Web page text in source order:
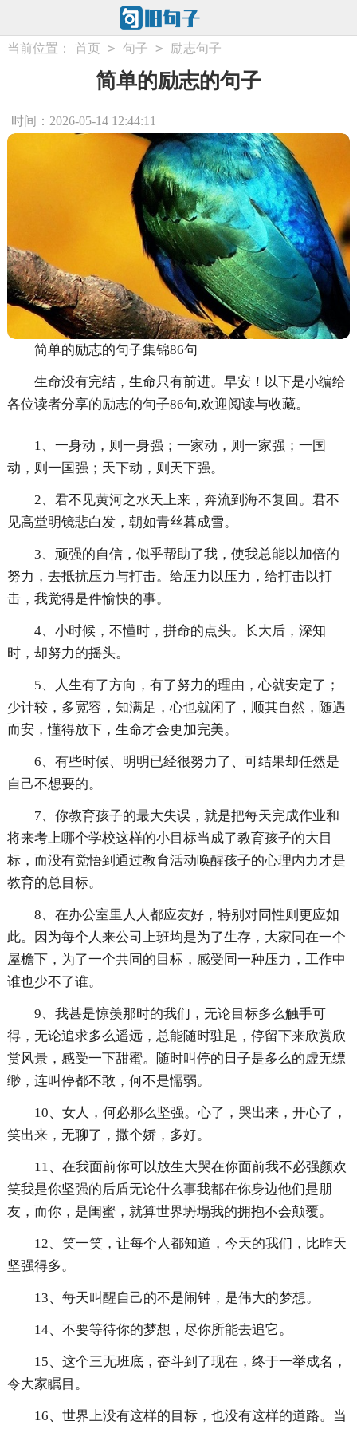
当前位置： 首页 > 句子 > 励志句子
简单的励志的句子
时间：2026-05-14 12:44:11
简单的励志的句子集锦86句
生命没有完结，生命只有前进。早安！以下是小编给
各位读者分享的励志的句子86句,欢迎阅读与收藏。
1、一身动，则一身强；一家动，则一家强；一国
动，则一国强；天下动，则天下强。
2、君不见黄河之水天上来，奔流到海不复回。君不
见高堂明镜悲白发，朝如青丝暮成雪。
3、顽强的自信，似乎帮助了我，使我总能以加倍的
努力，去抵抗压力与打击。给压力以压力，给打击以打
击，我觉得是件愉快的事。
4、小时候，不懂时，拼命的点头。长大后，深知
时，却努力的摇头。
5、人生有了方向，有了努力的理由，心就安定了；
少计较，多宽容，知满足，心也就闲了，顺其自然，随遇
而安，懂得放下，生命才会更加完美。
6、有些时候、明明已经很努力了、可结果却任然是
自己不想要的。
7、你教育孩子的最大失误，就是把每天完成作业和
将来考上哪个学校这样的小目标当成了教育孩子的大目
标，而没有觉悟到通过教育活动唤醒孩子的心理内力才是
教育的总目标。
8、在办公室里人人都应友好，特别对同性则更应如
此。因为每个人来公司上班均是为了生存，大家同在一个
屋檐下，为了一个共同的目标，感受同一种压力，工作中
谁也少不了谁。
9、我甚是惊羡那时的我们，无论目标多么触手可
得，无论追求多么遥远，总能随时驻足，停留下来欣赏欣
赏风景，感受一下甜蜜。随时叫停的日子是多么的虚无缥
缈，连叫停都不敢，何不是懦弱。
10、女人，何必那么坚强。心了，哭出来，开心了，
笑出来，无聊了，撒个娇，多好。
11、在我面前你可以放生大哭在你面前我不必强颜欢
笑我是你坚强的后盾无论什么事我都在你身边他们是朋
友，而你，是闺蜜，就算世界坍塌我的拥抱不会颠覆。
12、笑一笑，让每个人都知道，今天的我们，比昨天
坚强得多。
13、每天叫醒自己的不是闹钟，是伟大的梦想。
14、不要等待你的梦想，尽你所能去追它。
15、这个三无班底，奋斗到了现在，终于一举成名，
令大家瞩目。
16、世界上没有这样的目标，也没有这样的道路。当